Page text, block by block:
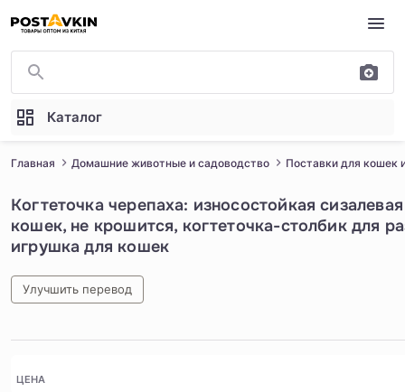
Перейти к основному содержимому
Каталог
Главная Домашние животные и садоводство Поставки для кошек
Когтеточка черепаха: износостойкая
кошек, не крошится, когтеточка-столбик для
игрушка для кошек
Улучшить перевод
ЦЕНА